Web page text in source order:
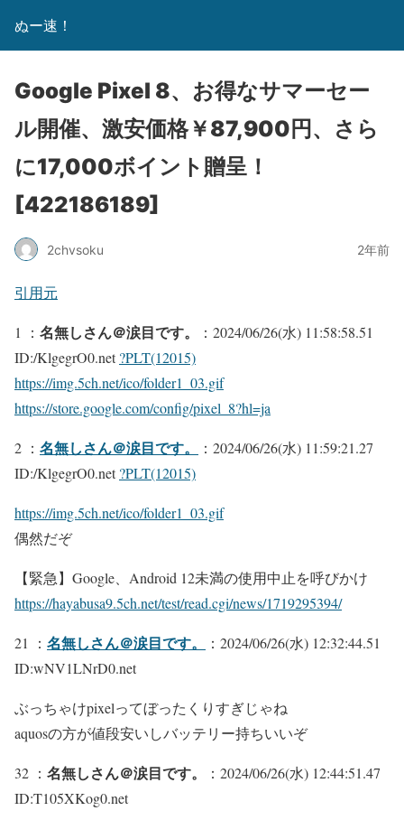
ぬー速！
Google Pixel 8、お得なサマーセー
ル開催、激安価格￥87,900円、さら
に17,000ボイント贈呈！
[422186189]
2chvsoku 2年前
引用元
1 ： 名無しさん＠涙目です。
：2024/06/26(水) 11:58:58.51
ID:/KlgegrO0.net?PLT(12015)
https://img.5ch.net/ico/folder1_03.gif
https://store.google.com/config/pixel_8?hl=ja
2 ： 名無しさん＠涙目です。
：2024/06/26(水) 11:59:21.27
ID:/KlgegrO0.net?PLT(12015)
https://img.5ch.net/ico/folder1_03.gif
偶然だぞ
【緊急】Google、Android 12未満の使用中止を呼びかけ
https://hayabusa9.5ch.net/test/read.cgi/news/1719295394/
21 ： 名無しさん＠涙目です。
：2024/06/26(水) 12:32:44.51
ID:wNV1LNrD0.net
ぶっちゃけpixelってぼったくりすぎじゃね
aquosの方が値段安いしバッテリー持ちいいぞ
32 ： 名無しさん＠涙目です。
：2024/06/26(水) 12:44:51.47
ID:T105XKog0.net